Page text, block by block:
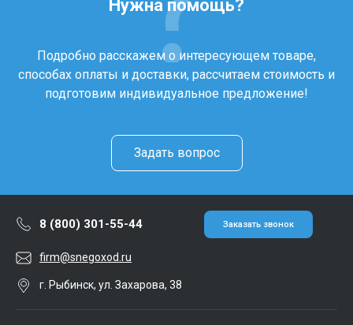
Нужна помощь?
Подробно расскажем о интересующем товаре,
способах оплаты и доставки, рассчитаем стоимость и
подготовим индивидуальное предложение!
Задать вопрос
8 (800) 301-55-44 Заказать звонок
firm@snegoxod.ru
г. Рыбинск, ул. Захарова, 38